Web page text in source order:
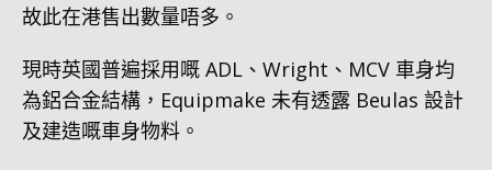
故此在港售出數量唔多。
現時英國普遍採用嘅 ADL、Wright、MCV 車身均
為鋁合金結構，Equipmake 未有透露 Beulas 設計
及建造嘅車身物料。